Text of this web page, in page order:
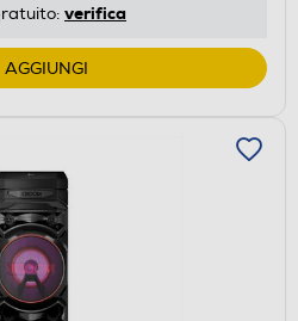
verifica
AGGIUNGI